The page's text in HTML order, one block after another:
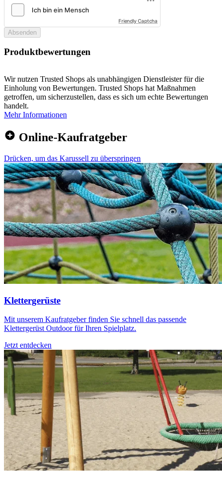
Friendly Captcha
Absenden
Produktbewertungen
Wir nutzen Trusted Shops als unabhängigen Dienstleister für die
Einholung von Bewertungen. Trusted Shops hat Maßnahmen
getroffen, um sicherzustellen, dass es sich um echte Bewertungen
handelt.
Mehr Informationen
Online-Kaufratgeber
Drücken, um das Karussell zu überspringen
Klettergerüste
Mit unserem Kaufratgeber finden Sie schnell das passende
Klettergerüst Outdoor für Ihren Spielplatz.
Jetzt entdecken